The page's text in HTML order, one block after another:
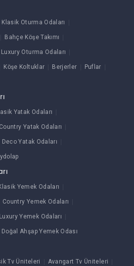
Klasik Oturma Odaları
Bahçe Köşe Takımı
Luxury Oturma Odaları
Köşe Koltuklar Berjerler Puflar
Yatak Odaları
Country Yatak Odaları
Deco Yatak Odaları
Yemek Odaları
Country Yemek Odaları
Luxury Yemek Odaları
Doğal Ahşap Yemek Odası
Tv Üniteleri Avangart Tv Üniteleri